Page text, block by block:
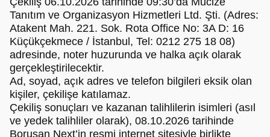
Tanıtım ve Organizasyon Hizmetleri Ltd. Şti. (Adres:
Atakent Mah. 221. Sok. Rota Office No: 3A D: 16
Küçükçekmece / İstanbul, Tel: 0212 275 18 08)
adresinde, noter huzurunda ve halka açık olarak
gerçekleştirilecektir.
Ad, soyad, açık adres ve telefon bilgileri eksik olan
kişiler, çekilişe katılamaz.
Çekiliş sonuçları ve kazanan talihlilerin isimleri (asıl
ve yedek talihliler olarak), 08.10.2026 tarihinde
Borusan Next’in resmi internet sitesiyle birlikte